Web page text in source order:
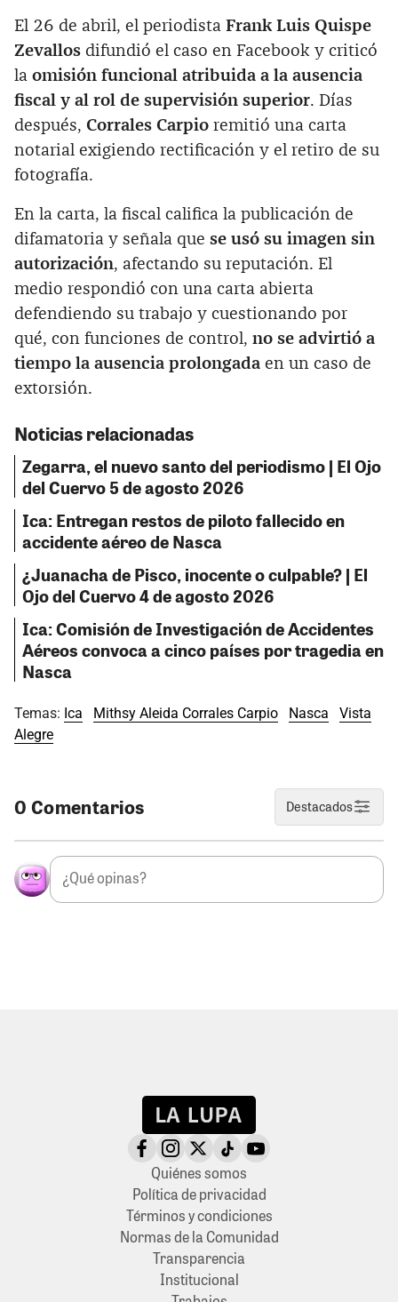
El 26 de abril, el periodista Frank Luis Quispe
Zevallos difundió el caso en Facebook y criticó
la omisión funcional atribuida a la ausencia
fiscal y al rol de supervisión superior. Días
después, Corrales Carpio remitió una carta
notarial exigiendo rectificación y el retiro de su
fotografía.
En la carta, la fiscal califica la publicación de
difamatoria y señala que se usó su imagen sin
autorización, afectando su reputación. El
medio respondió con una carta abierta
defendiendo su trabajo y cuestionando por
qué, con funciones de control, no se advirtió a
tiempo la ausencia prolongada en un caso de
extorsión.
Noticias relacionadas
Zegarra, el nuevo santo del periodismo | El Ojo
del Cuervo 5 de agosto 2026
Ica: Entregan restos de piloto fallecido en
accidente aéreo de Nasca
¿Juanacha de Pisco, inocente o culpable? | El
Ojo del Cuervo 4 de agosto 2026
Ica: Comisión de Investigación de Accidentes
Aéreos convoca a cinco países por tragedia en
Nasca
Temas: Ica Mithsy Aleida Corrales Carpio Nasca
Vista
Alegre
0 Comentarios Destacados
Quiénes somos
Política de privacidad
Términos y condiciones
Normas de la Comunidad
Transparencia
Institucional